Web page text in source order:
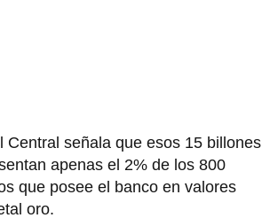
Central señala que esos 15 billones
apenas el 2% de los 800
que posee el banco en valores
oro.